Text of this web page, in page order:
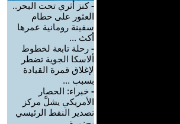
-كنز أثري تحت البحر..
العثور على حطام
سفينة رومانية عمرها
أكث ...
- رحلة تابعة لخطوط
ألاسكا الجوية تضطر
لإغلاق قمرة القيادة
بسبب ...
- خبراء: الحصار
الأمريكي يشلَّ مركز
تصدير النفط الرئيسي